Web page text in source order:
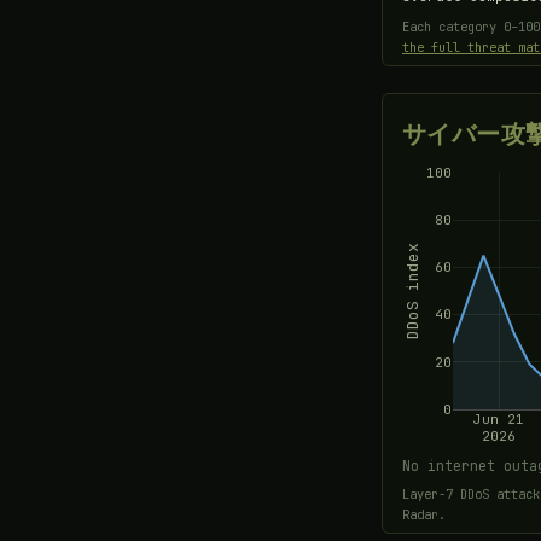
Each category
the full threat
サイバー攻
Jun 21
2026
0
20
40
60
80
100
DDoS index
No internet
Layer-7 DDoS
Radar.